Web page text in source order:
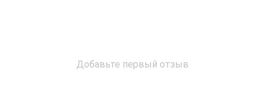
Добавьте первый отзыв